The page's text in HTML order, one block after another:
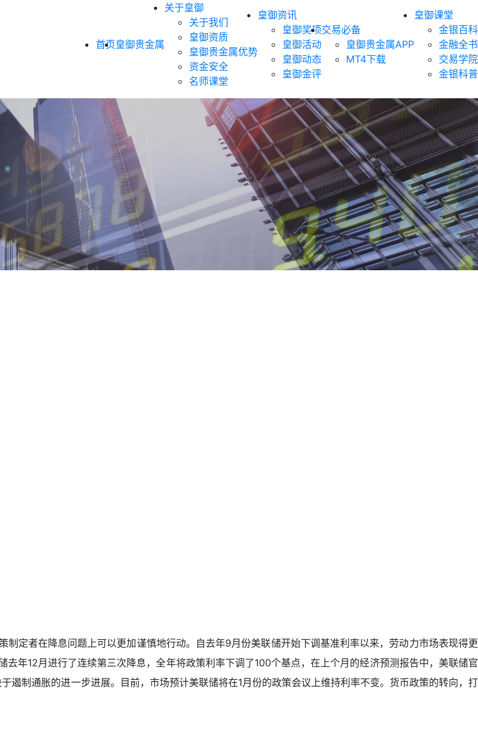
首页皇御贵金属
关于皇御
关于我们
皇御资质
皇御贵金属优势
资金安全
名师课堂
皇御资讯
皇御奖项
皇御活动
皇御动态
皇御金评
交易必备
皇御贵金属APP
MT4下载
皇御课堂
金银百科
金融全书
交易学院
金银科普
定者在降息问题上可以更加谨慎地行动。自去年9月份美联储开始下调基准利率以来，劳动力市场表现得更
年12月进行了连续第三次降息，全年将政策利率下调了100个基点，在上个月的经济预测报告中，美联储官
制通胀的进一步进展。目前，市场预计美联储将在1月份的政策会议上维持利率不变。货币政策的转向，打